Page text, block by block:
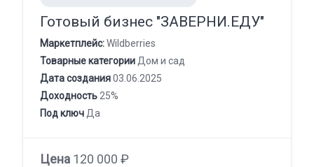
Готовый бизнес "ЗАВЕРНИ.ЕДУ"
Маркетплейс:Wildberries
Товарные категории Дом и сад
Дата создания03.06.2025
Доходность 25%
Под ключ Да
Цена 120 000 ₽